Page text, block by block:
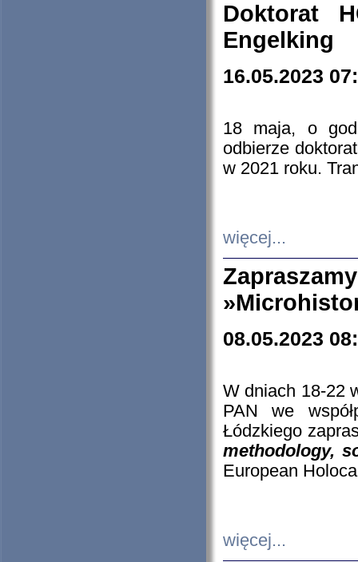
Doktorat
Engelking
16.05.2023
18 maja, o
odbierze
w 2021 roku.
więcej...
08.05.2023
W dniach 18-22
PAN we
Łódzkiego
methodology,
European
więcej...